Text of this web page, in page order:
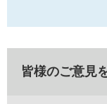
皆様のご意見